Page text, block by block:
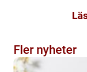
Fler nyheter